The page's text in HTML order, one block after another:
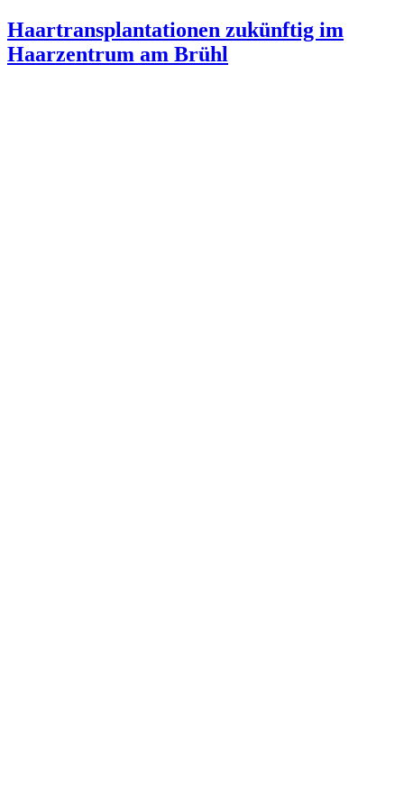
Haartransplantationen zukünftig im
Haarzentrum am Brühl